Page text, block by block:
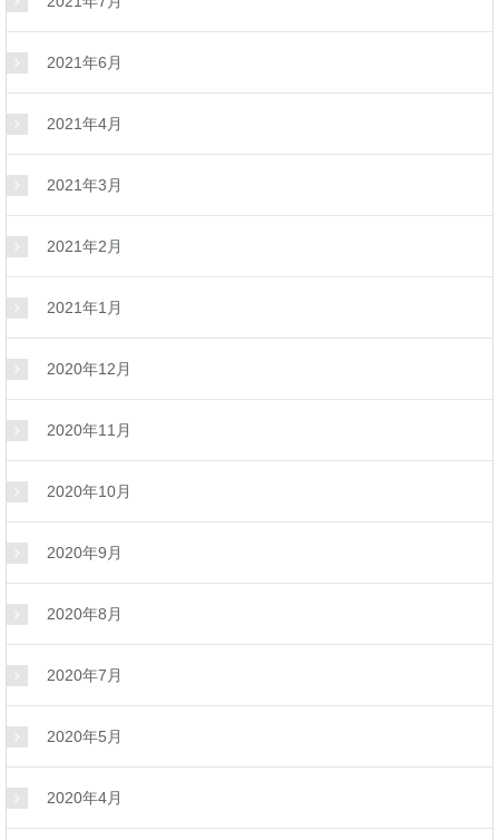
2021年6月
2021年4月
2021年3月
2021年2月
2021年1月
2020年12月
2020年11月
2020年10月
2020年9月
2020年8月
2020年7月
2020年5月
2020年4月